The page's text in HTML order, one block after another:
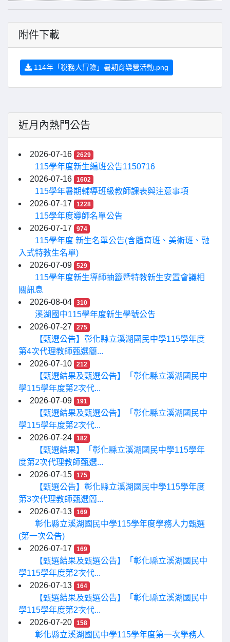
附件下載
114年「稅務大冒險」暑期育樂營活動.png
近月內熱門公告
2026-07-16 2629
115學年度新生編班公告1150716
2026-07-16
1602
115學年暑期輔導班級教師課表與注意事項
2026-07-17
1228
115學年度導師名單公告
2026-07-17
974
115學年度 新生名單公告(含體育班、美術班、融
入式特教生名單)
2026-07-09
529
115學年度新生導師抽籤暨特教新生安置會議相
關訊息
2026-08-04
310
溪湖國中115學年度新生學號公告
2026-07-27
275
【甄選公告】彰化縣立溪湖國民中學115學年度
第4次代理教師甄選簡...
2026-07-10
212
【甄選結果及甄選公告】「彰化縣立溪湖國民中
學115學年度第2次代...
2026-07-09
191
【甄選結果及甄選公告】「彰化縣立溪湖國民中
學115學年度第2次代...
2026-07-24
182
【甄選結果】「彰化縣立溪湖國民中學115學年
度第2次代理教師甄選...
2026-07-15
175
【甄選公告】彰化縣立溪湖國民中學115學年度
第3次代理教師甄選簡...
2026-07-13
169
彰化縣立溪湖國民中學115學年度學務人力甄選
(第一次公告)
2026-07-17
169
【甄選結果及甄選公告】「彰化縣立溪湖國民中
學115學年度第2次代...
2026-07-13
164
【甄選結果及甄選公告】「彰化縣立溪湖國民中
學115學年度第2次代...
2026-07-20
158
彰化縣立溪湖國民中學115學年度第一次學務人